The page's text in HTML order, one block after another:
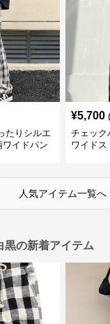
たりシルエ
ワイドパン
¥5,700
チェック
ワイドス
人気アイテム一覧へ
黒の新着アイテム